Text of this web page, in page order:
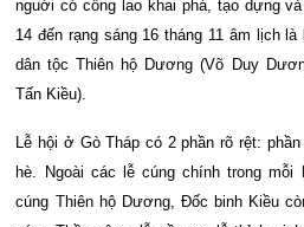
nguời có công lao khai phá, tạo dựng
14 đến rạng sáng 16 tháng 11 âm lịch
dân tộc Thiên hộ Dương (Võ Duy
Tấn Kiều).
Lễ hội ở Gò Tháp có 2 phần rõ rệt:
hè. Ngoài các lễ cúng chính trong
cúng Thiên hộ Dương, Đốc binh Kiều